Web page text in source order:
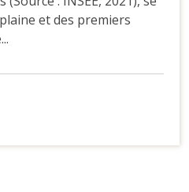
et des premiers